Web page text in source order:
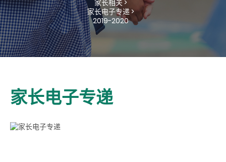
家长相关 >
家长电子专递 >
2019-2020
家长电子专递